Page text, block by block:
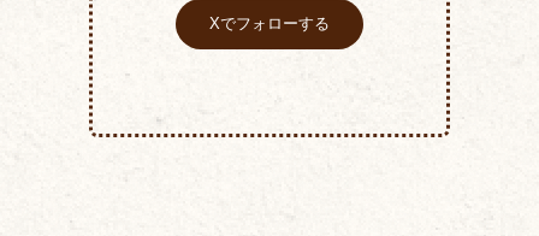
Xでフォローする